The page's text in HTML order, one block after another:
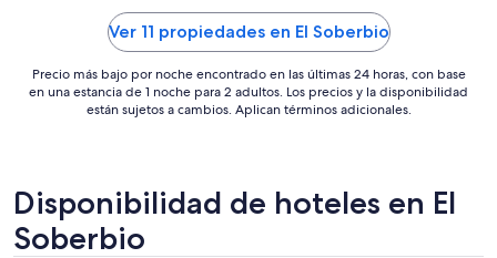
al
10
ago
Ver 11 propiedades en El Soberbio
Precio más bajo por noche encontrado en las últimas 24 horas, con base
en una estancia de 1 noche para 2 adultos. Los precios y la disponibilidad
están sujetos a cambios. Aplican términos adicionales.
Disponibilidad de hoteles en El
Soberbio